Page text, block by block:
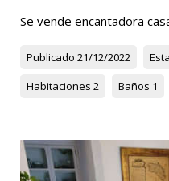
Se vende encantadora
Publicado 21/12/2022
Habitaciones 2 Baños 1